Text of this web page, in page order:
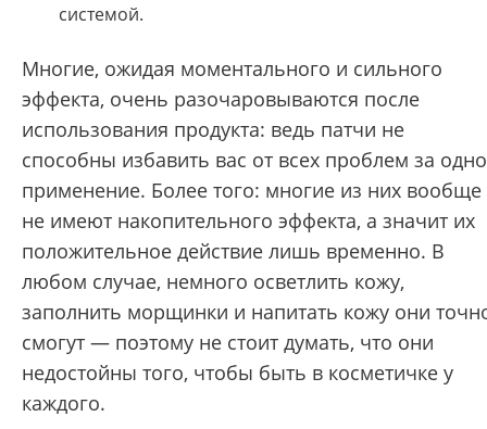
системой.
Многие, ожидая моментального и сильного
эффекта, очень разочаровываются после
использования продукта: ведь патчи не
способны избавить вас от всех проблем за одно
применение. Более того: многие из них вообще
не имеют накопительного эффекта, а значит их
положительное действие лишь временно. В
любом случае, немного осветлить кожу,
заполнить морщинки и напитать кожу они
смогут — поэтому не стоит думать, что они
недостойны того, чтобы быть в косметичке у
каждого.